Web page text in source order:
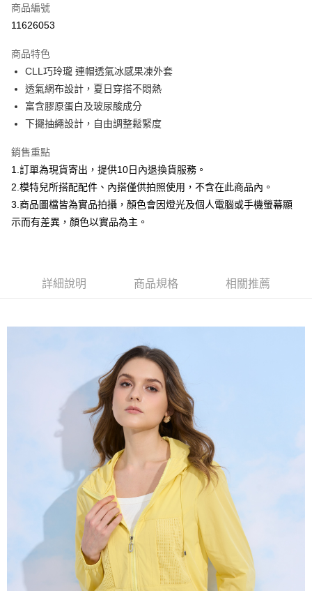
信用卡分期付款
合作金庫商業銀行
華南商業銀行
彰化商業銀行
上海商業儲蓄銀行
國泰世華商業銀行
臺灣中小企業銀行
聯邦商業銀行
元大商業銀行
永豐商業銀行
台新國際商業銀行
中國信託商業銀行
台灣樂天信用卡公司
超商取貨付款
LINE Pay
Apple Pay
悠遊付
Google Pay
全盈+PAY
【大哥付你分期使用說明】
1.本服務由台灣大哥大提供，台灣大哥大用戶可立即使用無須另外申請。
成交易。
4.訂單成立30分鐘內，如未前往確認交易或遇審核未通過，訂單將自動取
消。如遇「轉專審核」未通過狀況，表示未達大哥付你分期系統評分，恕無
【繳款方式說明】
1.分期款項不併入電信帳單，「大哥付你分期」於每月結算日後寄送繳費提
2.透過簡訊連結打開帳單後，可選擇「超商條碼／台灣大直營門市／銀行轉
帳／街口支付／iPASS MONEY」等通路繳費。
1.本服務係由「台灣大哥大股份有限公司」（以下簡稱本公司）所提供，讓
用戶於交易時，得透過本服務購買商品或服務，並由商店將買賣／分期付款
買賣價金債權讓與本公司後，依約使用本公司帳單繳交帳款。
2.基於同意付款使用「大哥付你分期」之契約關係目的，商店將以您的個人
資料（包含姓名、電話或地址）提供予台灣大哥大進項蒐集、處理及利用，
由本公司與您本人進行分期帳單所需資料之確認、核對及更正。
3.完整用戶服務條款，請詳閱以下連結：https://oppay.tw/userRule
AFTEE先享後付
１．簡單：不需註冊會員、不需綁卡、不需儲值。
２．便利：只要手機號碼，簡訊認證，即可結帳。
３．安心：先確認商品／服務後，再付款。
【「AFTEE先享後付」結帳流程】
１．於結帳方式選擇「AFTEE先享後付」後，將跳轉至「AFTEE先享後付」
結帳頁面，進行簡訊認證並確認金額後，即可完成結帳。
２．訂單成立數日內，您將收到繳費通知簡訊。
３．收到繳費通知簡訊後14天內，點擊此簡訊中的連結，可透過四大超商／
ATM／網路銀行／等多元方式進行付款，方視為交易完成。
※ 請注意：結帳手續完成當下不需立刻繳費，但若您需要取消訂單，請聯絡
購買商品的店家。未經商家同意取消之訂單仍視為有效，需透過AFTEE先享
後付繳納相關費用。
※ 交易是否成功請以「AFTEE先享後付 」之結帳頁面顯示為準，若有關於
是否繳費成功／繳費後需取消欲退款等相關疑問，請聯繫「AFTEE先享後付
客戶支援中心」
https://netprotections.freshdesk.com/support/home
１．透過由恩沛科技股份有限公司提供之「AFTEE先享後付」服務完成之交
每筆NT$120，滿NT$2,000(含以上)免運費
每筆NT$120，滿NT$2,000(含以上)免運費
每筆NT$120，滿NT$2,000(含以上)免運費
商品編號
11626053
商品特色
CLL巧玲瓏 連帽透氣冰感果凍外套
透氣網布設計，夏日穿搭不悶熱
富含膠原蛋白及玻尿酸成分
下擺抽繩設計，自由調整鬆緊度
銷售重點
1.訂單為現貨寄出，提供10日內退換貨服務。
2.模特兒所搭配配件、內搭僅供拍照使用，不含在此商品內。
3.商品圖檔皆為實品拍攝，顏色會因燈光及個人電腦或手機螢幕顯
示而有差異，顏色以實品為主。
詳細說明 商品規格 相關推薦